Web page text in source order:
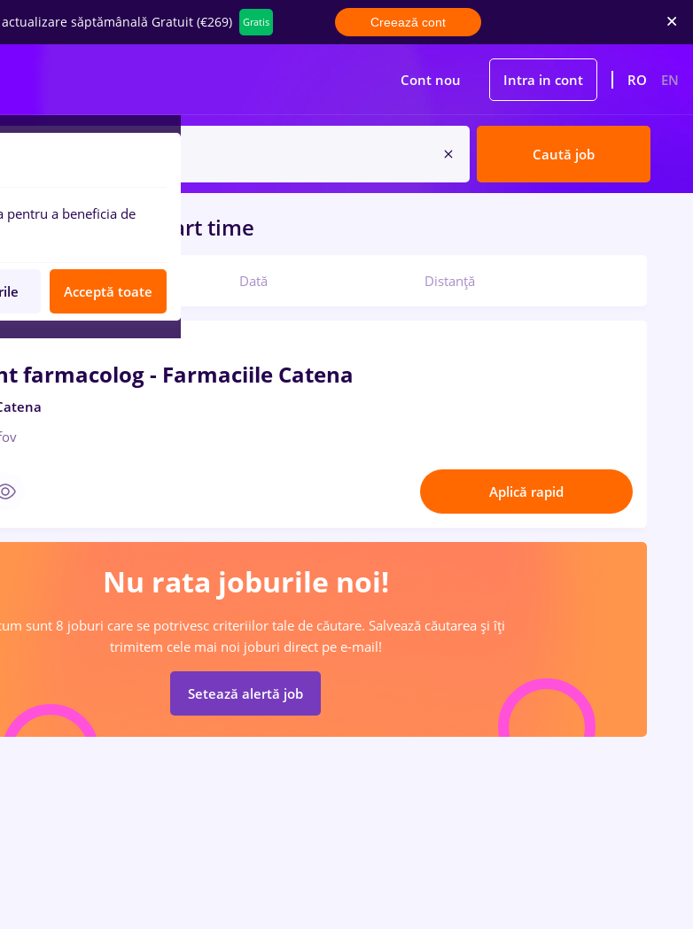
săptămânală Gratuit (€269) Gratis Creează cont
Cont nou Intra in cont RO EN
Caută job
farmaceutic, Part time
Dată Distanță
farmacolog - Farmaciile Catena
Aplică rapid
Nu rata joburile noi!
sunt 8 joburi care se potrivesc criteriilor tale de căutare. Salvează căutarea și îți
trimitem cele mai noi joburi direct pe e-mail!
Setează alertă job
pentru a beneficia de
Acceptă toate